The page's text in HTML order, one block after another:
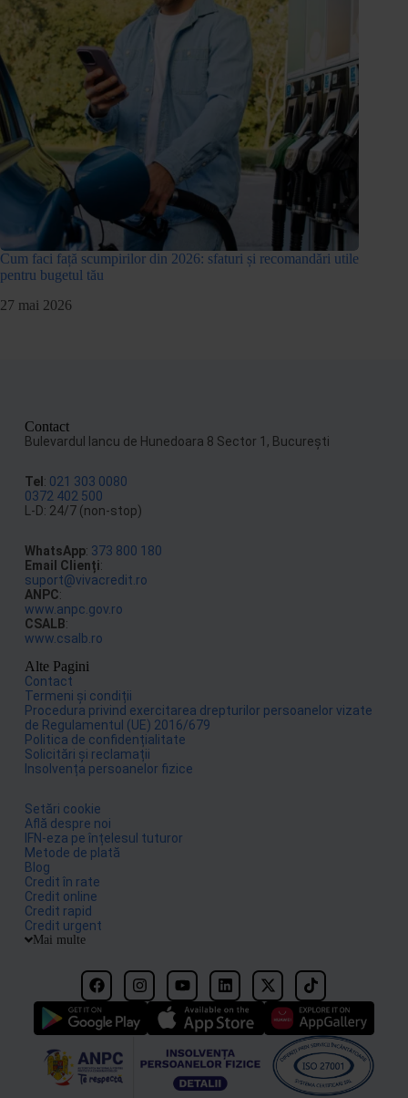
Cum faci față scumpirilor din 2026: sfaturi și recomandări utile
pentru bugetul tău
27 mai 2026
Contact
Bulevardul Iancu de Hunedoara 8 Sector 1, Bucureşti
Tel: 021 303 0080
0372 402 500
L-D: 24/7 (non-stop)
WhatsApp: 373 800 180
Email Clienți:
suport@vivacredit.ro
ANPC:
www.anpc.gov.ro
CSALB:
www.csalb.ro
Alte Pagini
Contact
Termeni și condiții
Procedura privind exercitarea drepturilor persoanelor vizate
de Regulamentul (UE) 2016/679
Politica de confidențialitate
Solicitări și reclamații
Insolvența persoanelor fizice
Setări cookie
Află despre noi
IFN-eza pe înțelesul tuturor
Metode de plată
Blog
Credit în rate
Credit online
Credit rapid
Credit urgent
Mai multe